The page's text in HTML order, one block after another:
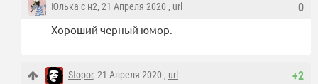
0
Юлька с н2, 21 Апреля 2020 , url
Хороший черный юмор.
+2
Stopor, 21 Апреля 2020 , url